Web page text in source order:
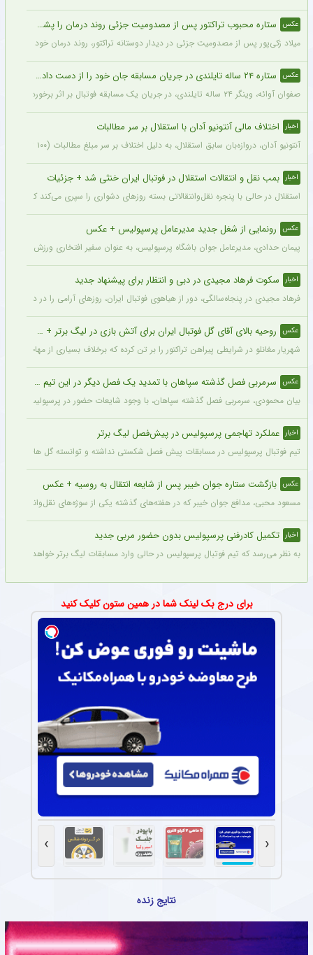
عکس ستاره محبوب تراکتور پس از مصدومیت جزئی روند درمان را پشت سر گذاشت + عکس
میلاد زکی‌پور پس از مصدومیت جزئی در دیدار دوستانه تراکتور، روند درمان خود را
عکس ستاره ۲۴ ساله تایلندی در جریان مسابقه جان خود را از دست داد + عکس
صفوان آوائه، وینگر ۲۴ ساله تایلندی، در جریان یک مسابقه فوتبال بر اثر برخورد صاعقه جان خود را از دست داد.
اخبار اختلاف مالی آنتونیو آدان با استقلال بر سر مطالبات
آنتونیو آدان، دروازه‌بان سابق استقلال، به دلیل اختلاف بر سر مبلغ مطالبات (۱۰۰ تا ۲۰۰ هزار یورو) قصد شکایت از باشگاه را دارد.
اخبار بمب نقل و انتقالات استقلال در فوتبال ایران خنثی شد + جزئیات
استقلال در حالی با پنجره نقل‌وانتقالاتی بسته روزهای دشواری را سپری می‌کند که در
عکس رونمایی از شغل جدید مدیرعامل پرسپولیس + عکس
پیمان حدادی، مدیرعامل جوان باشگاه پرسپولیس، به عنوان سفیر افتخاری ورزش چوگان
اخبار سکوت فرهاد مجیدی در دبی و انتظار برای پیشنهاد جدید
فرهاد مجیدی در پنجاه‌سالگی، دور از هیاهوی فوتبال ایران، روزهای آرامی را در دبی
عکس روحیه بالای آقای گل فوتبال ایران برای آتش بازی در لیگ برتر + عکس
شهریار مغانلو در شرایطی پیراهن تراکتور را بر تن کرده که برخلاف بسیاری از مهاجمان
عکس سرمربی فصل گذشته سپاهان با تمدید یک فصل دیگر در این تیم ماند + عکس
بیان محمودی، سرمربی فصل گذشته سپاهان، با وجود شایعات حضور در پرسپولیس،
اخبار عملکرد تهاجمی پرسپولیس در پیش‌فصل لیگ برتر
تیم فوتبال پرسپولیس در مسابقات پیش فصل شکستی نداشته و توانسته گل های زیادی
عکس بازگشت ستاره جوان خیبر پس از شایعه انتقال به روسیه + عکس
مسعود محبی، مدافع جوان خیبر که در هفته‌های گذشته یکی از سوژه‌های نقل‌وانتقالات
اخبار تکمیل کادرفنی پرسپولیس بدون حضور مربی جدید
به نظر می‌رسد که تیم فوتبال پرسپولیس در حالی وارد مسابقات لیگ برتر خواهد شد که
برای درج بک لینک شما در همین ستون کلیک کنید
‹
›
نتایج زنده